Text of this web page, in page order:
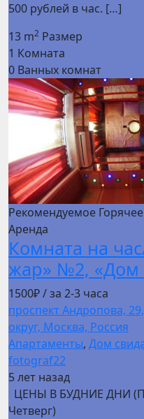
500 рублей в час. […]
13 m2 Размер
1 Комната
0 Ванных комнат
Рекомендуемое
Аренда
Комната на
жар» №2, «Дом
1500₽/ за 2-3 часа
проспект Андропова,
округ, Москва, Россия
Апартаменты, Дом
fotograf22
5 лет назад
ЦЕНЫ В БУДНИЕ ДНИ
Четверг)